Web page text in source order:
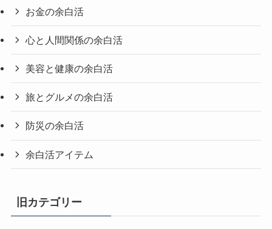
お金の余白活
心と人間関係の余白活
美容と健康の余白活
旅とグルメの余白活
防災の余白活
余白活アイテム
旧カテゴリー